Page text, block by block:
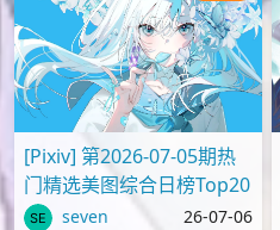
[Pixiv] 第2026-07-05期热
门精选美图综合日榜Top20
seven 26-07-06